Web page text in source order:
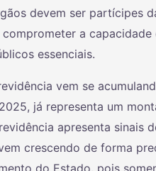
devem ser partícipes
a
essenciais.
vem se
já representa um
apresenta sinais
crescendo de forma
do Estado, pois